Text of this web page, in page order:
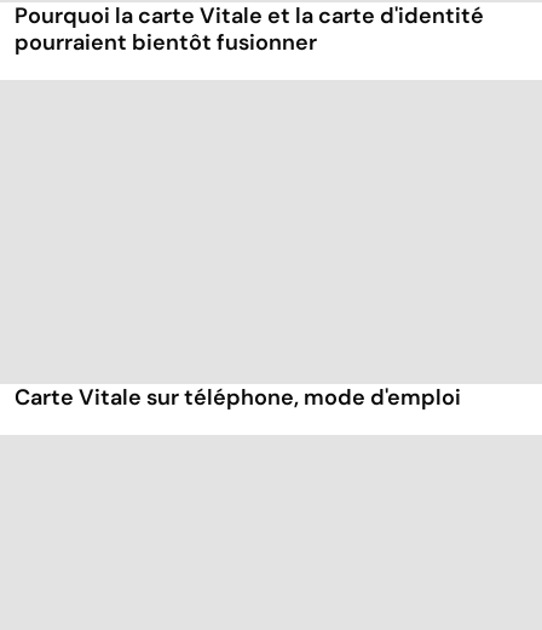
Pourquoi la carte Vitale et la carte d'identité
pourraient bientôt fusionner
Carte Vitale sur téléphone, mode d'emploi